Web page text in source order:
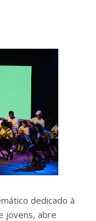
dedicado à
jovens, abre